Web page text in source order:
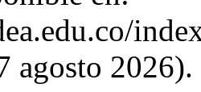
agosto 2026).